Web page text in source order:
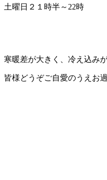
土曜日２１時半～22時
寒暖差が大きく、冷え込み
皆様どうぞご自愛のうえお